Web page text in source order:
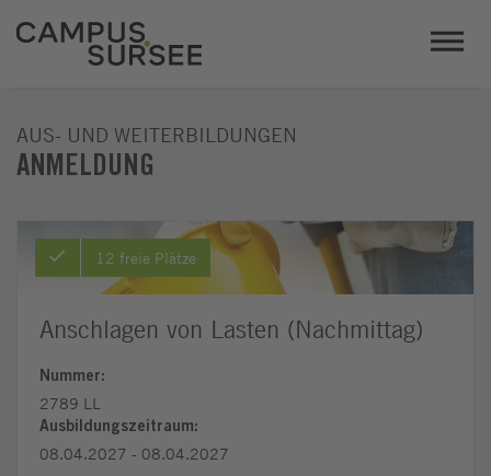
AUS- UND WEITERBILDUNGEN
ANMELDUNG
12 freie Plätze
Anschlagen von Lasten (Nachmittag)
Nummer:
2789 LL
Ausbildungszeitraum:
08.04.2027 - 08.04.2027